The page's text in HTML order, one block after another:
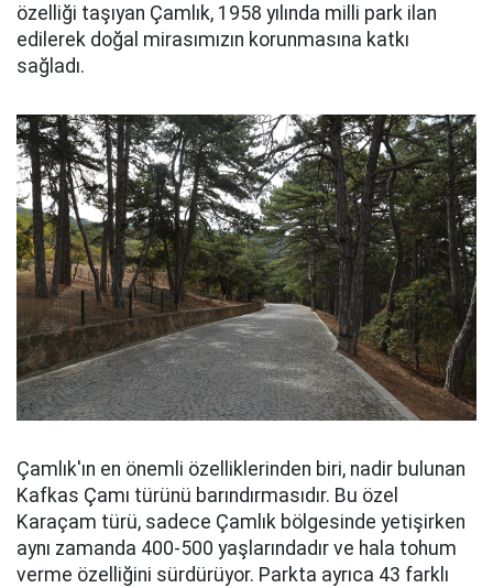
özelliği taşıyan Çamlık, 1958 yılında milli park ilan
edilerek doğal mirasımızın korunmasına katkı
sağladı.
Çamlık'ın en önemli özelliklerinden biri, nadir bulunan
Kafkas Çamı türünü barındırmasıdır. Bu özel
Karaçam türü, sadece Çamlık bölgesinde yetişirken
aynı zamanda 400-500 yaşlarındadır ve hala tohum
verme özelliğini sürdürüyor. Parkta ayrıca 43 farklı